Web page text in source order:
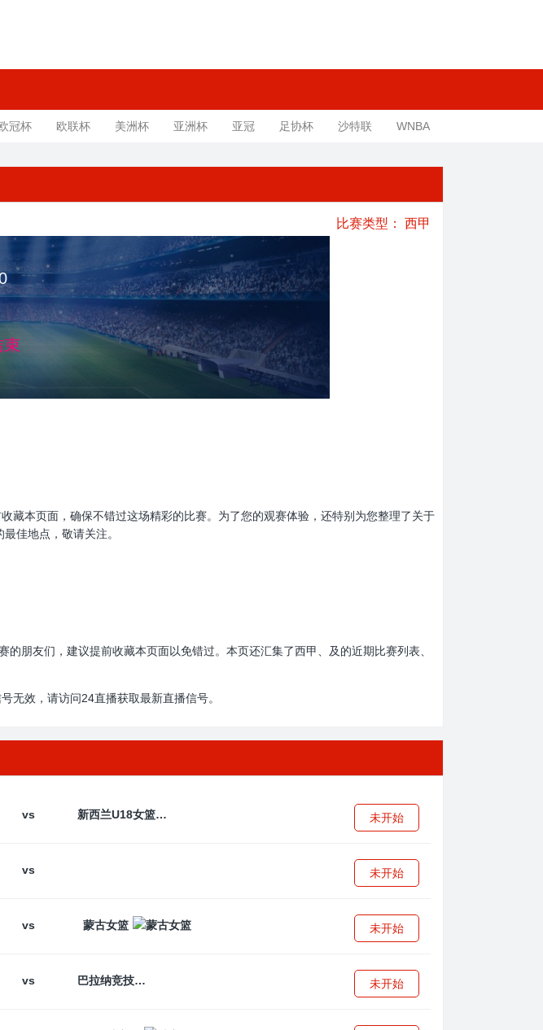
冠杯 欧联杯 美洲杯 亚洲杯 亚冠 足协杯 沙特联 WNBA
比赛类型： 西甲
束
藏本页面，确保不错过这场精彩的比赛。为了您的观赛体验，还特别为您整理了关于
佳地点，敬请关注。
朋友们，建议提前收藏本页面以免错过。本页还汇集了西甲、及的近期比赛列表、
无效，请访问24直播获取最新直播信号。
vs 新西兰U18女篮 未开始
vs 未开始
vs 蒙古女篮 未开始
vs 巴拉纳竞技 未开始